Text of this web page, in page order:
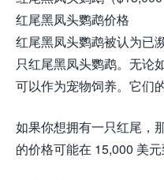
红尾黑凤头鹦鹉价格
红尾黑凤头鹦鹉被认为已
只红尾黑凤头鹦鹉。无论
可以作为宠物饲养。它们
如果你想拥有一只红尾，
的价格可能在 15,000 美元